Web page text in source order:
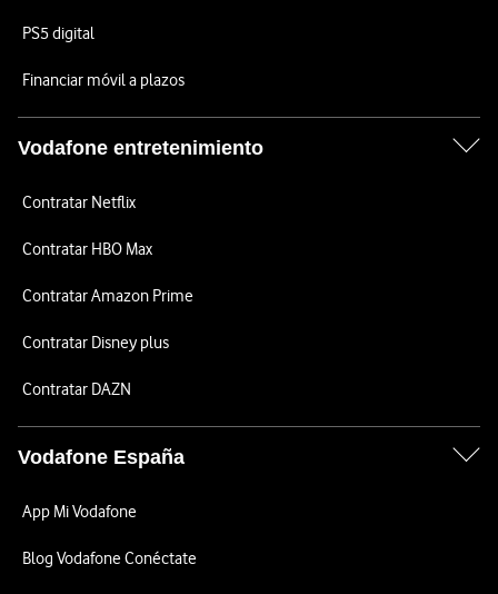
PS5 digital
Financiar móvil a plazos
Vodafone entretenimiento
Contratar Netflix
Contratar HBO Max
Contratar Amazon Prime
Contratar Disney plus
Contratar DAZN
Vodafone España
App Mi Vodafone
Blog Vodafone Conéctate